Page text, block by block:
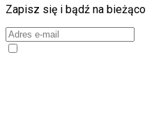
Zapisz się i bądź na bieżąco